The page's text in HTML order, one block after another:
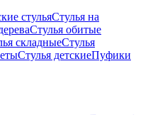
стульяСтулья на
Стулья обитые
складныеСтулья
Стулья детскиеПуфики